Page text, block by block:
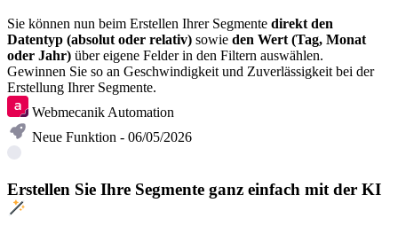
Sie können nun beim Erstellen Ihrer Segmente direkt den
Datentyp (absolut oder relativ) sowie den Wert (Tag, Monat
oder Jahr) über eigene Felder in den Filtern auswählen.
Gewinnen Sie so an Geschwindigkeit und Zuverlässigkeit bei der
Erstellung Ihrer Segmente.
Webmecanik Automation
Neue Funktion - 06/05/2026
Erstellen Sie Ihre Segmente ganz einfach mit der KI